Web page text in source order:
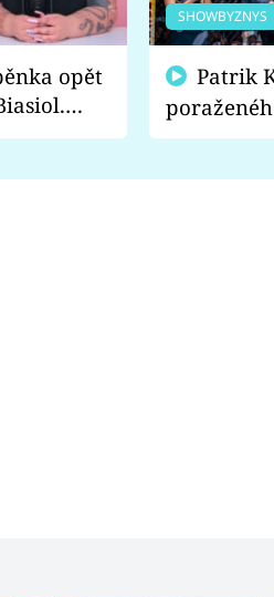
opět
a
SHOWBYZNYS
fanoušci